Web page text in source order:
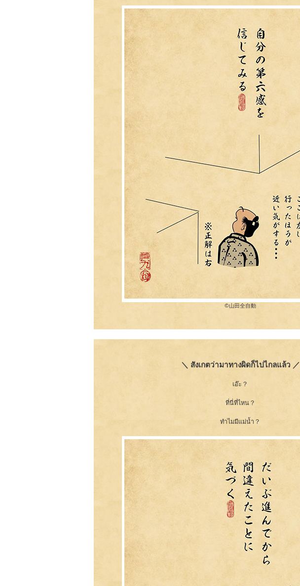
©︎山田全自動
＼ สังเกตว่ามาทางผิดก็ไปไกลแล้ว ／
เอ๊ะ？
ที่นี่ที่ไหน？
ทำไมมีแม่น้ำ？